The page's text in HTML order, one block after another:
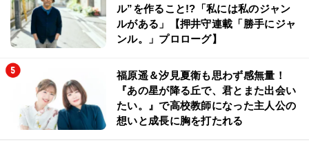
ル”を作ること!?「私には私のジャン
ルがある」【押井守連載「勝手にジャ
ンル。」プロローグ】
福原遥＆汐見夏衛も思わず感無量！
『あの星が降る丘で、君とまた出会い
たい。』で高校教師になった主人公の
想いと成長に胸を打たれる